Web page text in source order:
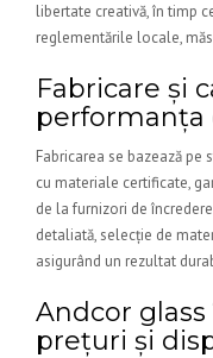
libertate creativă, în timp
reglementările locale,
Fabricare și
performanța
Fabricarea se bazează
cu materiale certificate,
de la furnizori de
detaliată, selecție de
asigurând un rezultat
Andcor
prețuri și